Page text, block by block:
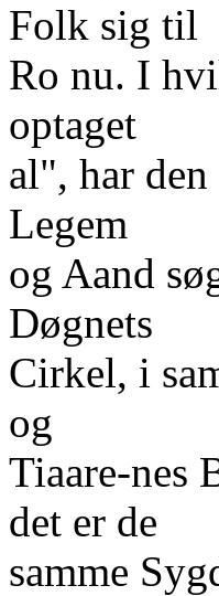
Folk sig til
Ro nu. I
optaget
al", har
Legem
og Aand
Døgnets
Cirkel, i
og
Tiaare-nes
det er de
samme